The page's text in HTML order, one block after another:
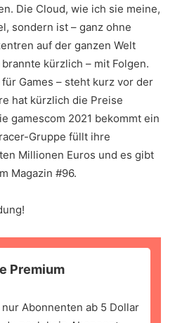
Die Cloud, wie ich sie meine,
sondern ist – ganz ohne
auf der ganzen Welt
kürzlich – mit Folgen.
Games – steht kurz vor der
hat kürzlich die Preise
gamescom 2021 bekommt ein
Gruppe füllt ihre
Millionen Euros und es gibt
Magazin #96.
Premium
Abonnenten ab 5 Dollar